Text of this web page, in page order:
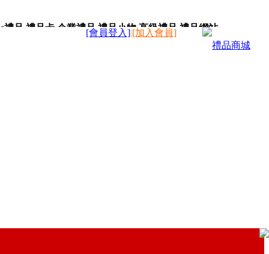
,禮品卡,企業禮品,禮品小物,高級禮品,禮品網站。
禮品商城
[會員登入]|[加入會員]